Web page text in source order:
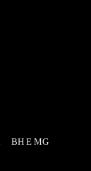
BH E MG